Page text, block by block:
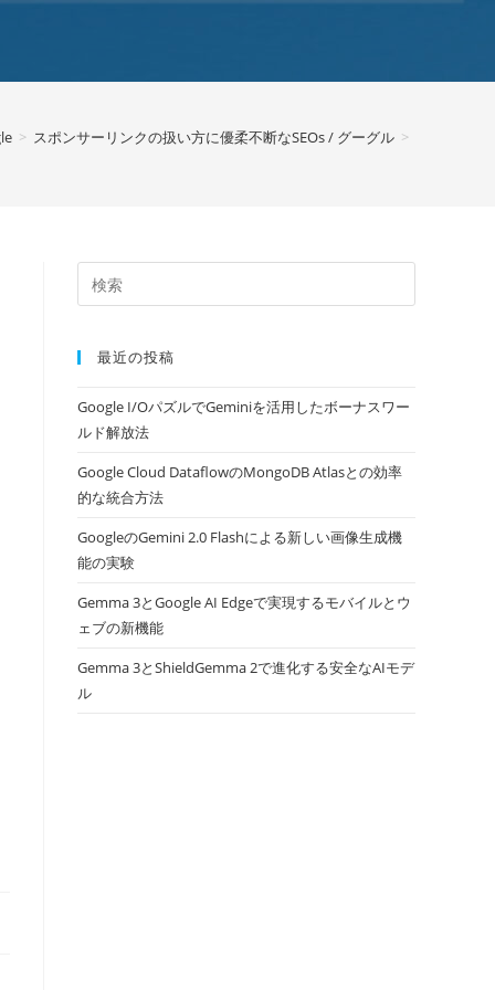
> スポンサーリンクの扱い方に優柔不断なSEOs / グーグル >
最近の投稿
Google I/OパズルでGeminiを活用したボーナスワー
ルド解放法
Google Cloud DataflowのMongoDB Atlasとの効率
的な統合方法
GoogleのGemini 2.0 Flashによる新しい画像生成機
能の実験
Gemma 3とGoogle AI Edgeで実現するモバイルとウ
ェブの新機能
Gemma 3とShieldGemma 2で進化する安全なAIモデ
ル